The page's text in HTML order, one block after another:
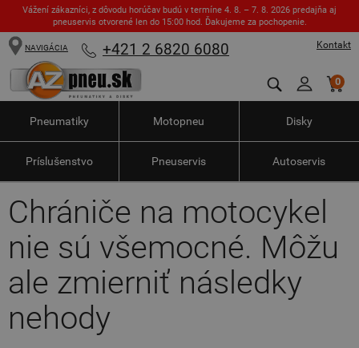
Vážení zákazníci, z dôvodu horúčav budú v termíne 4. 8. – 7. 8. 2026 predajňa aj
pneuservis otvorené len do 15:00 hod. Ďakujeme za pochopenie.
Kontakt
NAVIGÁCIA +421 2 6820 6080
0
Pneumatiky Motopneu Disky
Príslušenstvo Pneuservis Autoservis
Chrániče na motocykel
nie sú všemocné. Môžu
ale zmierniť následky
nehody